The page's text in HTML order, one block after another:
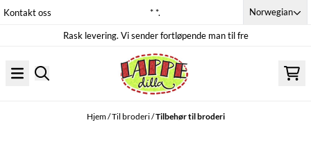
Hopp til innhold
Kontakt oss * *. Norwegian
Rask levering. Vi sender fortløpende man til fre
Hjem/Til broderi/Tilbehør til broderi